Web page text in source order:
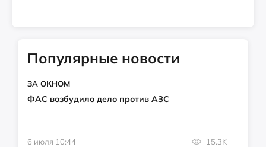
Популярные новости
ЗА ОКНОМ
ФАС возбудило дело против АЗС
6 июля 10:44 15.3K